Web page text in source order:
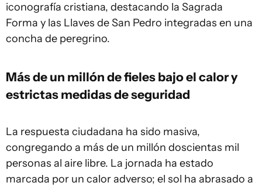
iconografía cristiana, destacando la Sagrada
Forma y las Llaves de San Pedro integradas en una
concha de peregrino.
Más de un millón de fieles bajo el calor y
estrictas medidas de seguridad
La respuesta ciudadana ha sido masiva,
congregando a más de un millón doscientas mil
personas al aire libre. La jornada ha estado
marcada por un calor adverso; el sol ha abrasado a